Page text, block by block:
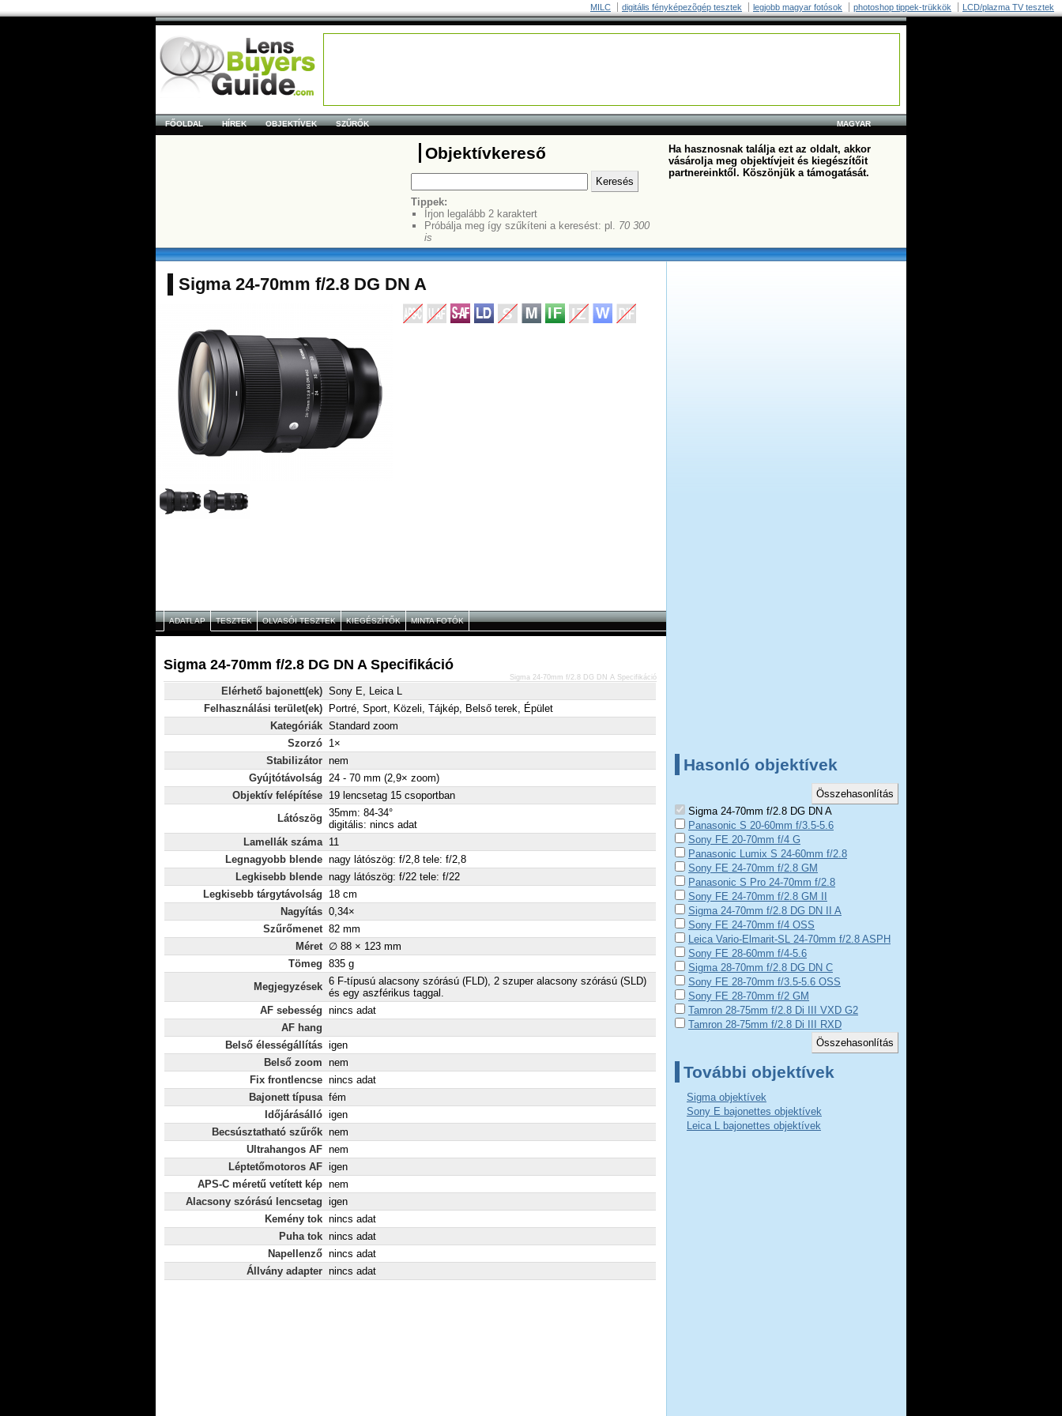
MILC digitális fényképezõgép tesztek legjobb magyar fotósok photoshop tippek-trükkök LCD/plazma TV tesztek
MAGYAR
FŐOLDAL HÍREK OBJEKTÍVEK SZŰRŐK
Objektívkereső
Tippek:
Írjon legalább 2 karaktert
Próbálja meg így szűkíteni a keresést: pl. 70 300
is
Ha hasznosnak találja ezt az oldalt, akkor
vásárolja meg objektívjeit és kiegészítőit
partnereinktől. Köszönjük a támogatását.
Sigma 24-70mm f/2.8 DG DN A
ADATLAP TESZTEK OLVASÓI TESZTEK KIEGÉSZÍTŐK MINTA FOTÓK
Sigma 24-70mm f/2.8 DG DN A Specifikáció
Elérhető bajonett(ek) Sony E, Leica L
Felhasználási terület(ek)
Portré, Sport, Közeli, Tájkép, Belső terek, Épület
Kategóriák Standard zoom
Szorzó 1×
Stabilizátor nem
Gyújtótávolság 24 - 70 mm (2,9× zoom)
Objektív felépítése 19 lencsetag 15 csoportban
Látószög 35mm: 84-34°
digitális: nincs adat
Lamellák száma 11
Legnagyobb blende nagy látószög: f/2,8 tele: f/2,8
Legkisebb blende nagy látószög: f/22 tele: f/22
Legkisebb tárgytávolság
18 cm
Nagyítás 0,34×
Szűrőmenet 82 mm
Méret ∅ 88 × 123 mm
Tömeg 835 g
Megjegyzések 6 F-típusú alacsony szórású (FLD), 2 szuper alacsony szórású (SLD)
és egy aszférikus taggal.
AF sebesség nincs adat
AF hang
Belső élességállítás igen
Belső zoom nem
Fix frontlencse nincs adat
Bajonett típusa fém
Időjárásálló igen
Becsúsztatható szűrők nem
Ultrahangos AF nem
Léptetőmotoros AF igen
APS-C méretű vetített kép nem
Alacsony szórású lencsetag igen
Kemény tok nincs adat
Puha tok nincs adat
Napellenző nincs adat
Állvány adapter nincs adat
Sigma 24-70mm f/2.8 DG DN A Specifikáció
Hasonló objektívek
Sigma 24-70mm f/2.8 DG DN A
Panasonic S 20-60mm f/3.5-5.6
Sony FE 20-70mm f/4 G
Panasonic Lumix S 24-60mm f/2.8
Sony FE 24-70mm f/2.8 GM
Panasonic S Pro 24-70mm f/2.8
Sony FE 24-70mm f/2.8 GM II
Sigma 24-70mm f/2.8 DG DN II A
Sony FE 24-70mm f/4 OSS
Leica Vario-Elmarit-SL 24-70mm f/2.8 ASPH
Sony FE 28-60mm f/4-5.6
Sigma 28-70mm f/2.8 DG DN C
Sony FE 28-70mm f/3.5-5.6 OSS
Sony FE 28-70mm f/2 GM
Tamron 28-75mm f/2.8 Di III VXD G2
Tamron 28-75mm f/2.8 Di III RXD
További objektívek
Sigma objektívek
Sony E bajonettes objektívek
Leica L bajonettes objektívek